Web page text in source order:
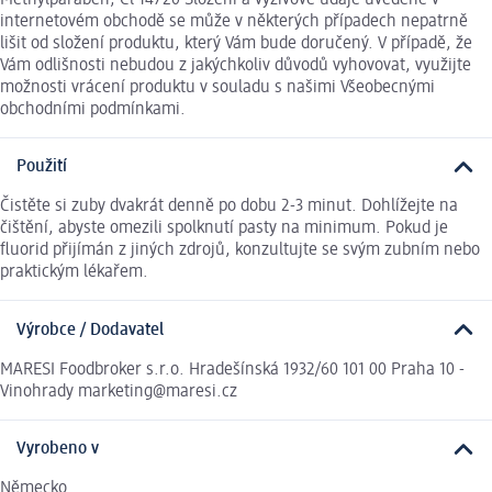
internetovém obchodě se může v některých případech nepatrně
lišit od složení produktu, který Vám bude doručený. V případě, že
Vám odlišnosti nebudou z jakýchkoliv důvodů vyhovovat, využijte
možnosti vrácení produktu v souladu s našimi Všeobecnými
obchodními podmínkami.
Použití
Čistěte si zuby dvakrát denně po dobu 2-3 minut. Dohlížejte na
čištění, abyste omezili spolknutí pasty na minimum. Pokud je
fluorid přijímán z jiných zdrojů, konzultujte se svým zubním nebo
praktickým lékařem.
Výrobce / Dodavatel
MARESI Foodbroker s.r.o. Hradešínská 1932/60 101 00 Praha 10 -
Vinohrady marketing@maresi.cz
Vyrobeno v